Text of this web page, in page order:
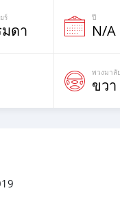
ร์
ดา
ปี
N/A
พวงมาลัย
ขวา